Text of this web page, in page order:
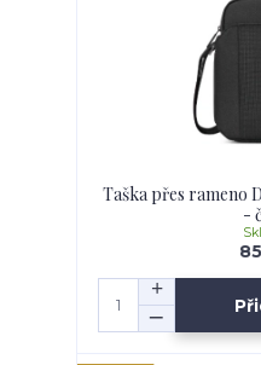
Taška přes rameno
-